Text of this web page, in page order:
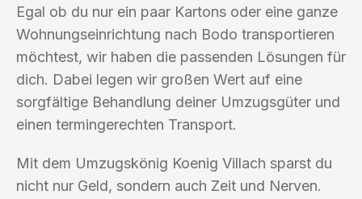
Egal ob du nur ein paar Kartons oder eine ganze
Wohnungseinrichtung nach Bodo transportieren
möchtest, wir haben die passenden Lösungen für
dich. Dabei legen wir großen Wert auf eine
sorgfältige Behandlung deiner Umzugsgüter und
einen termingerechten Transport.
Mit dem Umzugskönig Koenig Villach sparst du
nicht nur Geld, sondern auch Zeit und Nerven.